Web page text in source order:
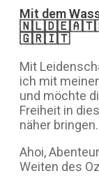
Mit dem
🇬🇷🇮🇹
Mit
ich mit
und möchte
Freiheit in
näher bringen.
Ahoi,
Weiten des